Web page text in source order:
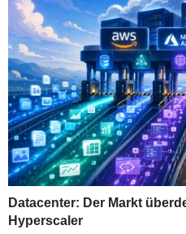
Datacenter: Der Markt
Hyperscaler